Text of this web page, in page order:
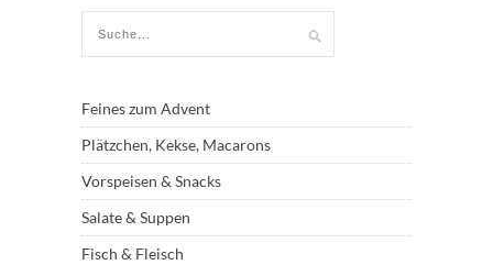
Feines zum Advent
Plätzchen, Kekse, Macarons
Vorspeisen & Snacks
Salate & Suppen
Fisch & Fleisch